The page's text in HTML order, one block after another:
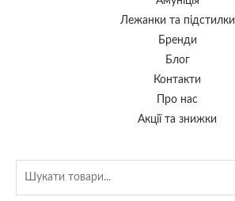
Лежанки та підстилки
Бренди
Блог
Контакти
Про нас
Акції та знижки